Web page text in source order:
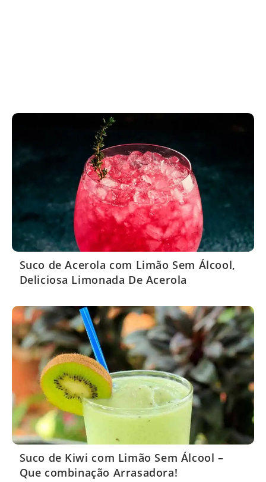
Suco de Acerola com Limão Sem Álcool,
Deliciosa Limonada De Acerola
Suco de Kiwi com Limão Sem Álcool –
Que combinação Arrasadora!